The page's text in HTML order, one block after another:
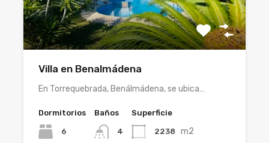
Villa en Benalmádena
En Torrequebrada, Benálmádena, se ubica…
Dormitorios
6
Baños
4
Superficie
2238 m2